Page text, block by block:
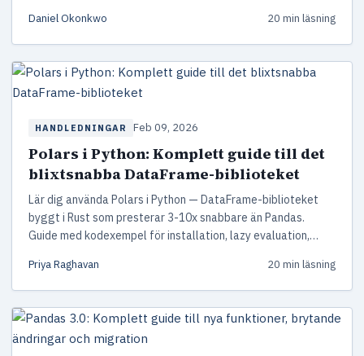
Daniel Okonkwo 20 min läsning
HANDLEDNINGAR Feb 09, 2026
Polars i Python: Komplett guide till det
blixtsnabba DataFrame-biblioteket
Lär dig använda Polars i Python — DataFrame-biblioteket
byggt i Rust som presterar 3-10x snabbare än Pandas.
Guide med kodexempel för installation, lazy evaluation,
Priya Raghavan 20 min läsning